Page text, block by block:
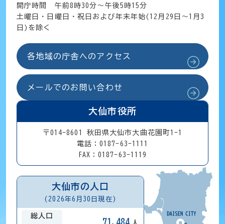
開庁時間 午前8時30分～午後5時15分
土曜日・日曜日・祝日および年末年始(12月29日～1月3
日)を除く
各地域の庁舎へのアクセス
メールでのお問い合わせ
大仙市役所
〒014-8601 秋田県大仙市大曲花園町1-1
電話：0187-63-1111
FAX：0187-63-1119
大仙市の人口
(2026年6月30日現在)
総人口
71,484